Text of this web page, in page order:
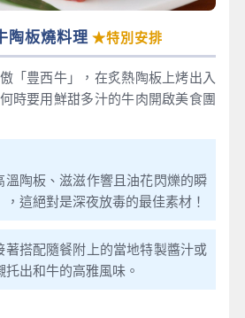
陶板燒料理 ★特別安排
「豊西牛」，在炙熱陶板上烤出入
時要用鮮甜多汁的牛肉開啟美食團
陶板、滋滋作響且油花閃爍的瞬
這絕對是深夜放毒的最佳素材！
搭配隨餐附上的當地特製醬汁或
出和牛的高雅風味。